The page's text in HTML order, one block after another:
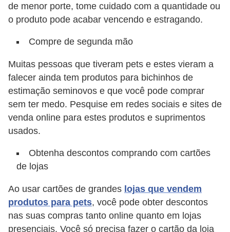
de menor porte, tome cuidado com a quantidade ou
o produto pode acabar vencendo e estragando.
Compre de segunda mão
Muitas pessoas que tiveram pets e estes vieram a
falecer ainda tem produtos para bichinhos de
estimação seminovos e que você pode comprar
sem ter medo. Pesquise em redes sociais e sites de
venda online para estes produtos e suprimentos
usados.
Obtenha descontos comprando com cartões
de lojas
Ao usar cartões de grandes lojas que vendem
produtos para pets, você pode obter descontos
nas suas compras tanto online quanto em lojas
presenciais. Você só precisa fazer o cartão da loja
i
o
s
G
t
e
e
l
i